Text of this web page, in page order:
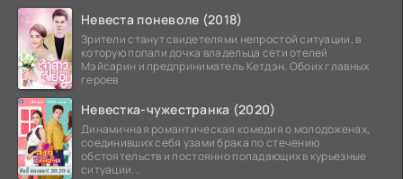
Невеста поневоле (2018)
Зрители станут свидетелями непростой ситуации, в
которую попали дочка владельца сети отелей
Мэйсарин и предприниматель Кетдэн. Обоих главных
героев
Невестка-чужестранка (2020)
Динамичная романтическая комедия о молодоженах,
соединивших себя узами брака по стечению
обстоятельств и постоянно попадающих в курьезные
ситуации...